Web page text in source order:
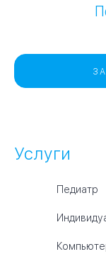
Услуги
Педиатр